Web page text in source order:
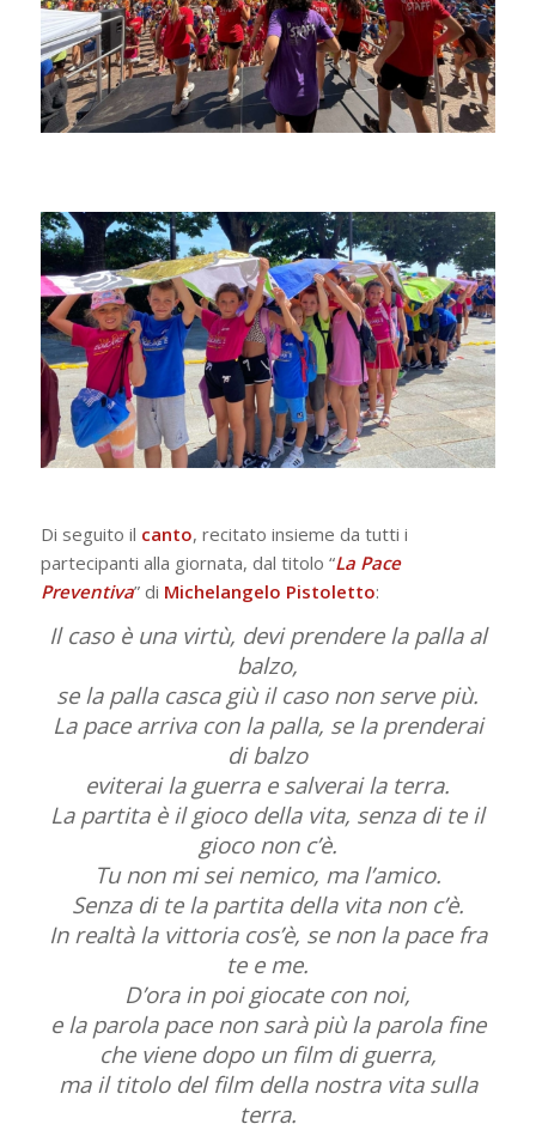
Di seguito il canto, recitato insieme da tutti i
partecipanti alla giornata, dal titolo “La Pace
Preventiva” di Michelangelo Pistoletto:
Il caso è una virtù, devi prendere la palla al
balzo,
se la palla casca giù il caso non serve più.
La pace arriva con la palla, se la prenderai
di balzo
eviterai la guerra e salverai la terra.
La partita è il gioco della vita, senza di te il
gioco non c’è.
Tu non mi sei nemico, ma l’amico.
Senza di te la partita della vita non c’è.
In realtà la vittoria cos’è, se non la pace fra
te e me.
D’ora in poi giocate con noi,
e la parola pace non sarà più la parola fine
che viene dopo un film di guerra,
ma il titolo del film della nostra vita sulla
terra.